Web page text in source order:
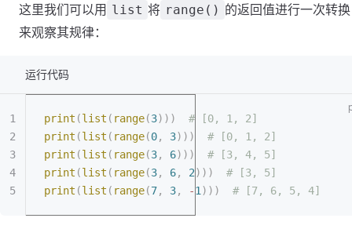
这里我们可以用 list 将 range() 的返回值进行一次转
来观察其规律：
运行代码
print (list ( range(3)))
  # [0, 1, 2]
print (list ( range(0, 3)))
  # [0, 1, 2]
print (list ( range(3, 6)))
  # [3, 4, 5]
print (list ( range(3, 6, 2)))
  # [3, 5]
print (list ( range(7, 3, -1 )))
  # [7, 6, 5, 4]